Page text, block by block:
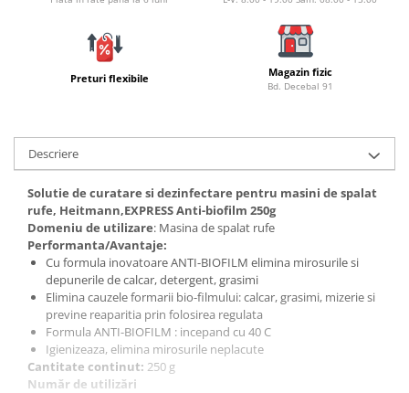
Penare
Accesorii conexe pescuit
Ochelari
Barci, sonare
Accesorii pentru barci
Barci
Sonare
Camping pescuit
Accesorii
Aragazuri, incalzitoare
Corturi, Pavilioane
Frigidere
Preturi flexibile Magazin fizic
Bd. Decebal 91
Descriere
Solutie de curatare si dezinfectare pentru masini de spalat
rufe, Heitmann,EXPRESS Anti-biofilm 250g
Domeniu de utilizare: Masina de spalat rufe
Performanta/Avantaje:
Cu formula inovatoare ANTI-BIOFILM elimina mirosurile si
depunerile de calcar, detergent, grasimi
Elimina cauzele formarii bio-filmului: calcar, grasimi, mizerie si
previne reaparitia prin folosirea regulata
Formula ANTI-BIOFILM : incepand cu 40 C
Igienizeaza, elimina mirosurile neplacute
Cantitate continut: 250 g
Număr de utilizări